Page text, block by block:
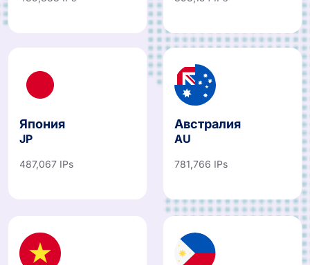
Япония
JP
487,067 IPs
Австралия
AU
781,766 IPs